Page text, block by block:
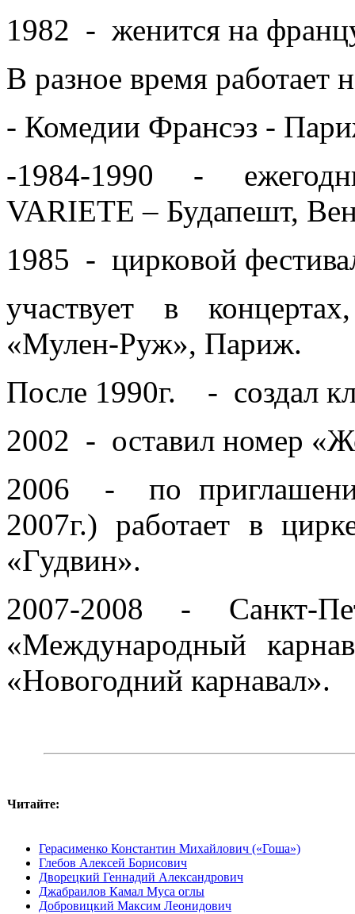
1982 - женится на
В разное время работает
- Комедии Франсэз -
-1984-1990 -
VARIETE – Будапешт,
1985 - цирковой
участвует в
«Мулен-Руж», Париж.
После 1990г. - создал
2002 - оставил номер
2006 - по
2007г.) работает в
«Гудвин».
2007-2008 - Санкт-
«Международный
«Новогодний карнавал».
Читайте:
Герасименко Константин Михайлович («Гоша»)
Глебов Алексей Борисович
Дворецкий Геннадий Александрович
Джабраилов Камал Муса оглы
Добровицкий Максим Леонидович